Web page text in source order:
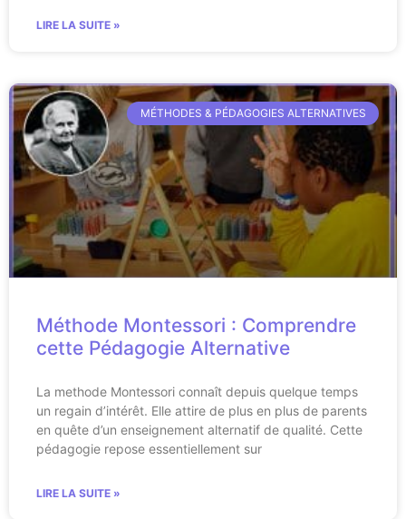
LIRE LA SUITE »
MÉTHODES & PÉDAGOGIES ALTERNATIVES
Méthode Montessori : Comprendre
cette Pédagogie Alternative
La methode Montessori connaît depuis quelque temps
un regain d’intérêt. Elle attire de plus en plus de parents
en quête d’un enseignement alternatif de qualité. Cette
pédagogie repose essentiellement sur
LIRE LA SUITE »